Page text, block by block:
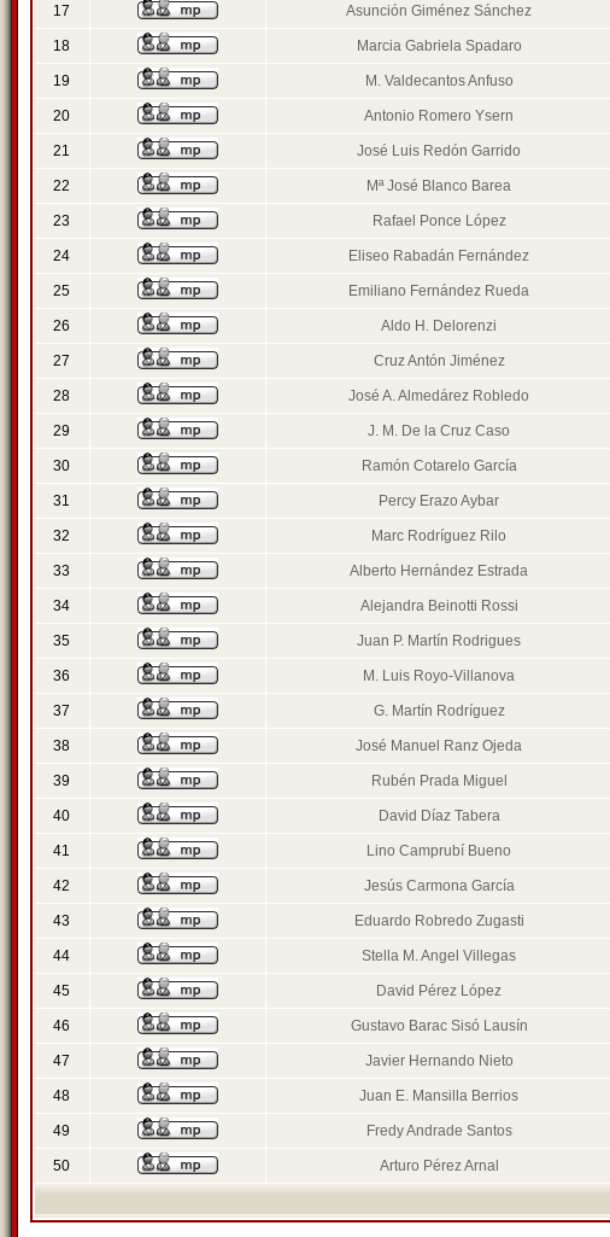
17 Asunción Giménez Sánchez
18 Marcia Gabriela Spadaro
19 M. Valdecantos Anfuso
20 Antonio Romero Ysern
21 José Luis Redón Garrido
22 Mª José Blanco Barea
23 Rafael Ponce López
24 Eliseo Rabadán Fernández
25 Emiliano Fernández Rueda
26 Aldo H. Delorenzi
27 Cruz Antón Jiménez
28 José A. Almedárez Robledo
29 J. M. De la Cruz Caso
30 Ramón Cotarelo García
31 Percy Erazo Aybar
32 Marc Rodríguez Rilo
33 Alberto Hernández Estrada
34 Alejandra Beinotti Rossi
35 Juan P. Martín Rodrigues
36 M. Luis Royo-Villanova
37 G. Martín Rodríguez
38 José Manuel Ranz Ojeda
39 Rubén Prada Miguel
40 David Díaz Tabera
41 Lino Camprubí Bueno
42 Jesús Carmona García
43 Eduardo Robredo Zugasti
44 Stella M. Angel Villegas
45 David Pérez López
46 Gustavo Barac Sisó Lausín
47 Javier Hernando Nieto
48 Juan E. Mansilla Berrios
49 Fredy Andrade Santos
50 Arturo Pérez Arnal